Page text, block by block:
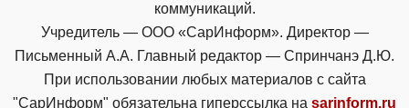
коммуникаций.
Учредитель — ООО «СарИнформ». Директор —
Письменный А.А. Главный редактор — Спринчанэ Д.Ю.
При использовании любых материалов с сайта
"СарИнформ" обязательна гиперссылка на sarinform.ru